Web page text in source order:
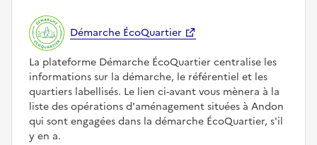
Démarche ÉcoQuartier
La plateforme Démarche ÉcoQuartier centralise les
informations sur la démarche, le référentiel et les
quartiers labellisés. Le lien ci-avant vous mènera à la
liste des opérations d'aménagement situées à Andon
qui sont engagées dans la démarche ÉcoQuartier, s'il
y en a.